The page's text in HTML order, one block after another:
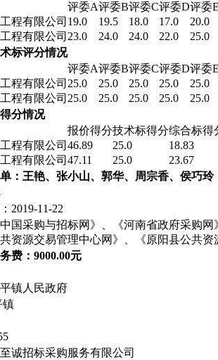
评委A评委B评委C评委D评委
程有限公司 19.0 19.5 18.0 17.0
20.0
程有限公司 23.0 24.0 24.0 22.0
25.0
标评分情况
评委A评委B评委C评委D评委
程有限公司 25.0 25.0 25.0 25.0
25.0
程有限公司 25.0 25.0 25.0 25.0
25.0
分情况
报价得分技术标得分综合标得
程有限公司 46.89 25.0
18.83
程有限公司 47.11 25.0
23.67
：王艳、张小山、郭华、周宗香、侯巧玲
2019-11-22
国采购与招标网》、《河南省政府采购
资源交易管理中心网》、《原阳县公共
费：9000.00元
镇人民政府
镇
诚招标采购服务有限公司